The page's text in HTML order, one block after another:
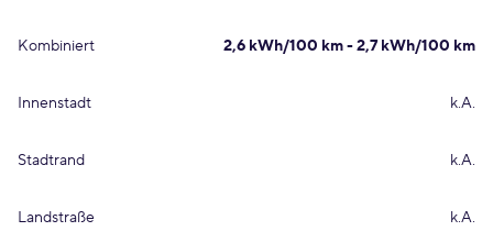
Kombiniert 2,6 kWh/100 km - 2,7 kWh/100 km
Innenstadt k.A.
Stadtrand k.A.
Landstraße k.A.